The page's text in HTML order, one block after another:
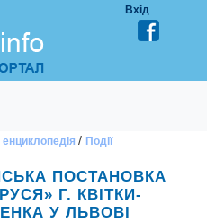
Вхід
енциклопедія / Події
ПОСТАНОВКА
Г. КВІТКИ-
У ЛЬВОВІ